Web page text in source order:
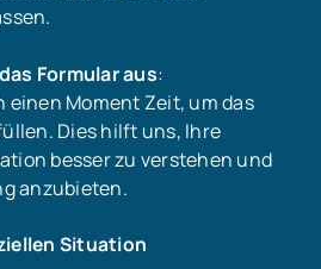
Formular aus:
einen Moment Zeit, um das
Dies hilft uns, Ihre
besser zu verstehen und
anzubieten.
Situation